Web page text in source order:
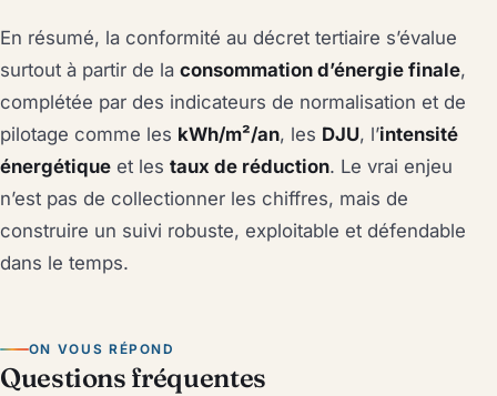
En résumé, la conformité au décret tertiaire s’évalue
surtout à partir de la consommation d’énergie finale,
complétée par des indicateurs de normalisation et de
pilotage comme les kWh/m²/an, les DJU, l’intensité
énergétique et les taux de réduction. Le vrai enjeu
n’est pas de collectionner les chiffres, mais de
construire un suivi robuste, exploitable et défendable
dans le temps.
ON VOUS RÉPOND
Questions fréquentes